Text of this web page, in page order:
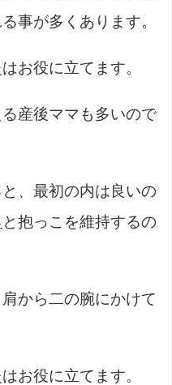
事が多くあります。
お役に立てます。
産後ママも多いので
、最初の内は良いの
と抱っこを維持するの
から二の腕にかけて
お役に立てます。